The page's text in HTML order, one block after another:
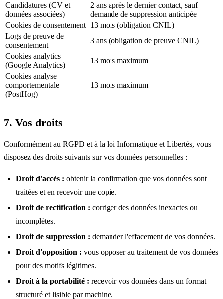
Candidatures (CV et
données associées)
2 ans après le dernier contact, sauf
demande de suppression anticipée
Cookies de consentement 13 mois (obligation CNIL)
Logs de preuve de
consentement
3 ans (obligation de preuve CNIL)
Cookies analytics
(Google Analytics)
13 mois maximum
Cookies analyse
comportementale
(PostHog)
13 mois maximum
7. Vos droits
Conformément au RGPD et à la loi Informatique et Libertés, vous
disposez des droits suivants sur vos données personnelles :
Droit d'accès : obtenir la confirmation que vos données sont
traitées et en recevoir une copie.
Droit de rectification : corriger des données inexactes ou
incomplètes.
Droit de suppression : demander l'effacement de vos données.
Droit d'opposition : vous opposer au traitement de vos données
pour des motifs légitimes.
Droit à la portabilité : recevoir vos données dans un format
structuré et lisible par machine.